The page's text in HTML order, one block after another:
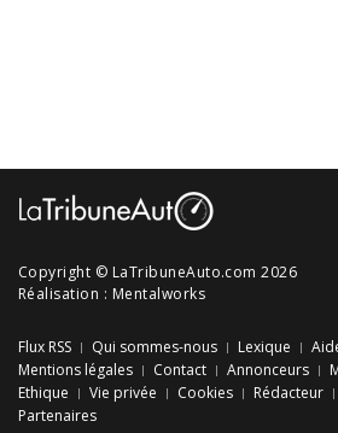
Copyright © LaTribuneAuto.com 2026
Réalisation : Mentalworks
Flux RSS Qui sommes-nous Lexique
Mentions légales
Contact Annonceurs
Ethique
Vie privée Cookies Rédacteur
Partenaires